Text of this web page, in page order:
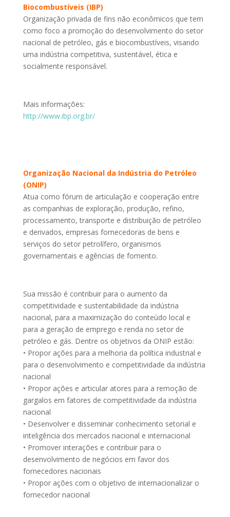
Biocombustíveis (IBP)
Organização privada de fins não econômicos que tem
como foco a promoção do desenvolvimento do setor
nacional de petróleo, gás e biocombustíveis, visando
uma indústria competitiva, sustentável, ética e
socialmente responsável.
Mais informações:
http://www.ibp.org.br/
Organização Nacional da Indústria do Petróleo
(ONIP)
Atua como fórum de articulação e cooperação entre
as companhias de exploração, produção, refino,
processamento, transporte e distribuição de petróleo
e derivados, empresas fornecedoras de bens e
serviços do setor petrolífero, organismos
governamentais e agências de fomento.
Sua missão é contribuir para o aumento da
competitividade e sustentabilidade da indústria
nacional, para a maximização do conteúdo local e
para a geração de emprego e renda no setor de
petróleo e gás. Dentre os objetivos da ONIP estão:
• Propor ações para a melhoria da política industrial e
para o desenvolvimento e competitividade da indústria
nacional
• Propor ações e articular atores para a remoção de
gargalos em fatores de competitividade da indústria
nacional
• Desenvolver e disseminar conhecimento setorial e
inteligência dos mercados nacional e internacional
• Promover interações e contribuir para o
desenvolvimento de negócios em favor dos
fornecedores nacionais
• Propor ações com o objetivo de internacionalizar o
fornecedor nacional